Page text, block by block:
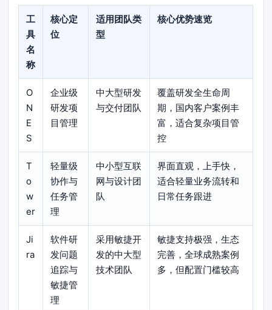
工
具
名
称
核心定
位
适用团队类
型
核心优势速览
O
N
E
S
企业级
研发项
目管理
中大型研发
与交付团队
覆盖研发全生命周
期，国内客户案例丰
富，适合复杂项目管
控
T
o
w
er
轻量级
协作与
任务管
理
中小型互联
网与设计团
队
界面直观，上手快，
适合轻量业务流转和
日常任务跟进
Ji
ra
软件研
发问题
追踪与
敏捷管
理
采用敏捷开
发的中大型
技术团队
敏捷支持极强，生态
完善，全球成熟案例
多，但配置门槛较高